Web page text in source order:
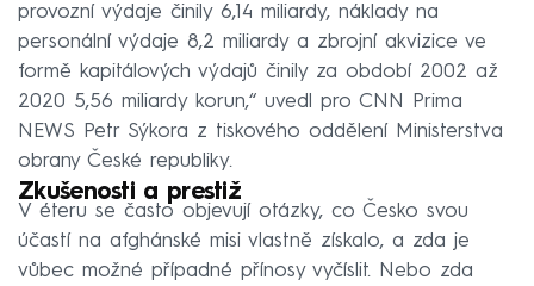
provozní výdaje činily 6,14 miliardy, náklady na
personální výdaje 8,2 miliardy a zbrojní akvizice ve
formě kapitálových výdajů činily za období 2002 až
2020 5,56 miliardy korun,“ uvedl pro CNN Prima
NEWS Petr Sýkora z tiskového oddělení Ministerstva
obrany České republiky.
Zkušenosti a prestiž
V éteru se často objevují otázky, co Česko svou
účastí na afghánské misi vlastně získalo, a zda je
vůbec možné případné přínosy vyčíslit. Nebo zda